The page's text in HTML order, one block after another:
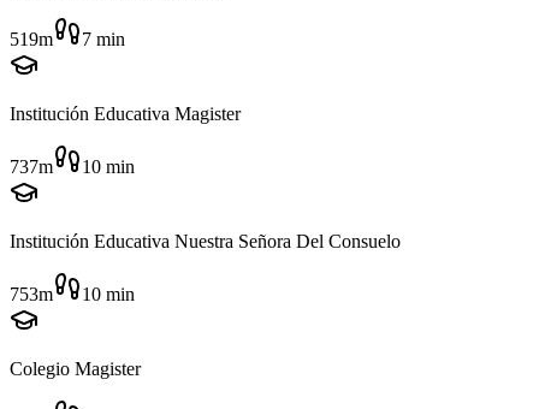
519m 7 min
Institución Educativa Magister
737m 10 min
Institución Educativa Nuestra Señora Del Consuelo
753m 10 min
Colegio Magister